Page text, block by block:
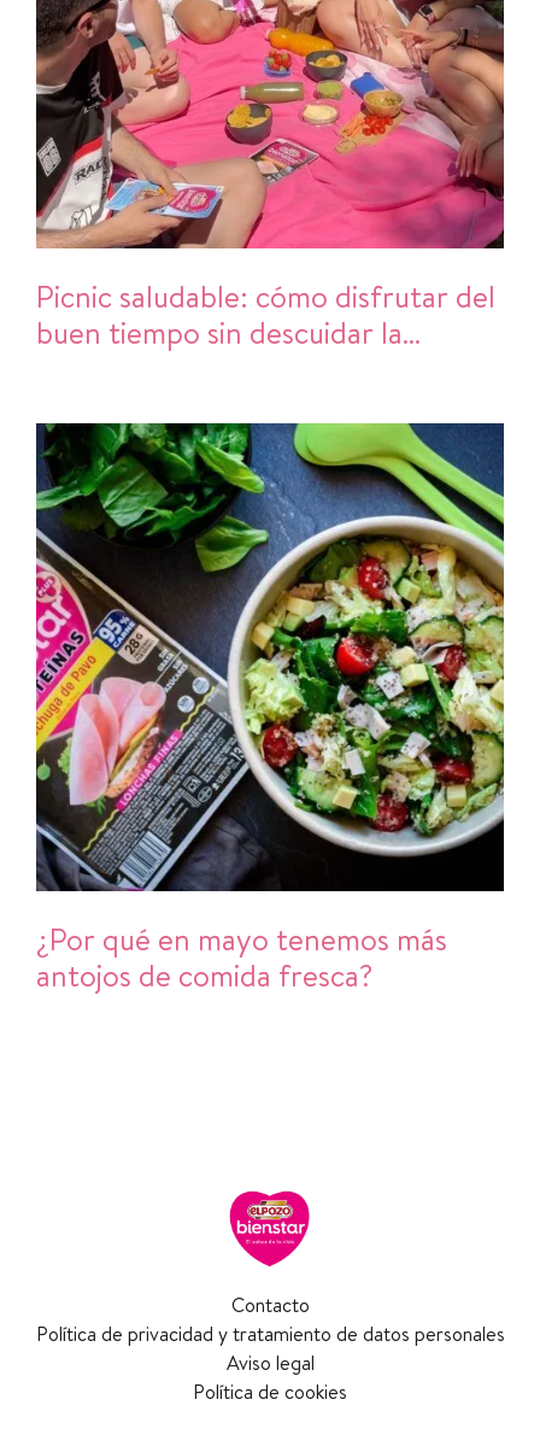
Picnic saludable: cómo disfrutar del
buen tiempo sin descuidar la
¿Por qué en mayo tenemos más
antojos de comida fresca?
Contacto
Política de privacidad y tratamiento de datos personales
Aviso legal
Política de cookies